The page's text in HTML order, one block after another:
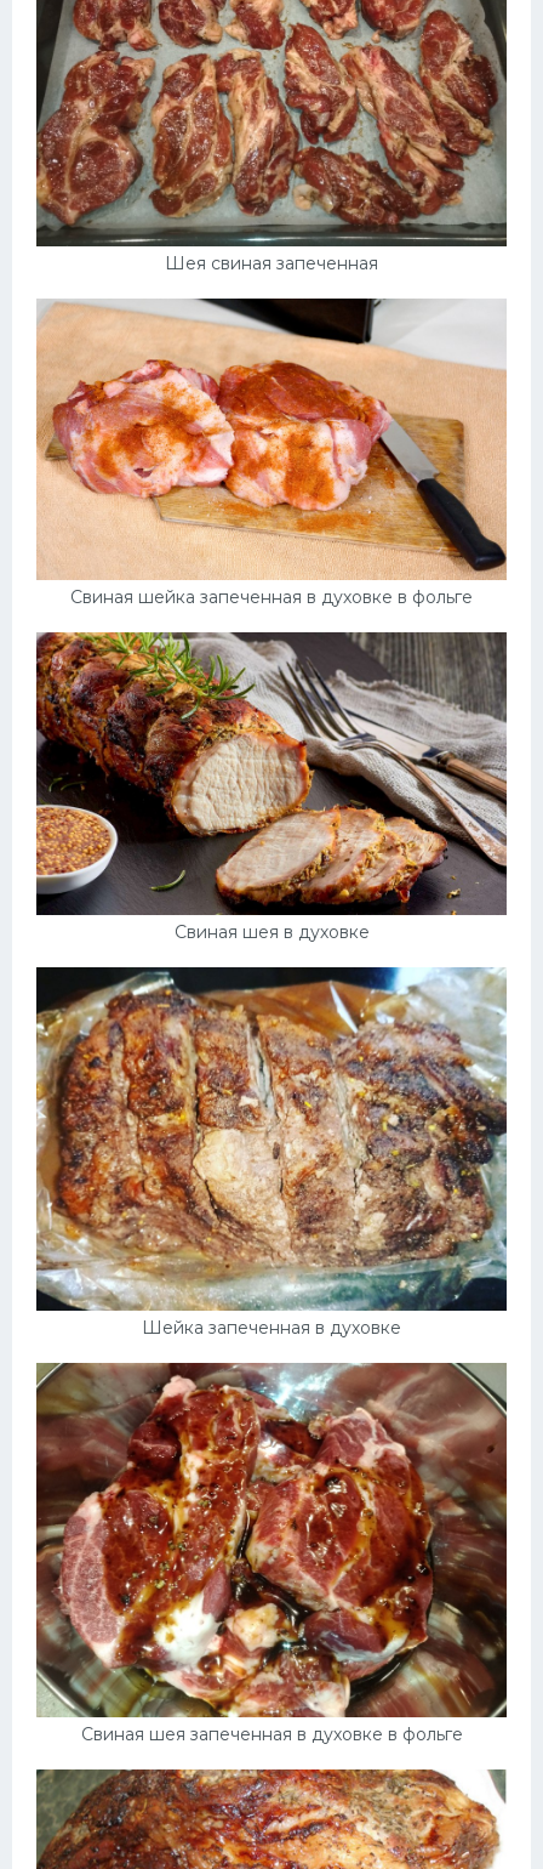
Шея свиная запеченная
Свиная шейка запеченная в духовке в фольге
Свиная шея в духовке
Шейка запеченная в духовке
Свиная шея запеченная в духовке в фольге